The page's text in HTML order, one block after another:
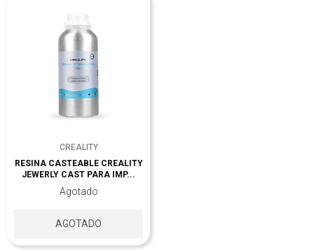
CREALITY
RESINA CASTEABLE CREALITY
JEWERLY CAST PARA IMP...
Agotado
AGOTADO